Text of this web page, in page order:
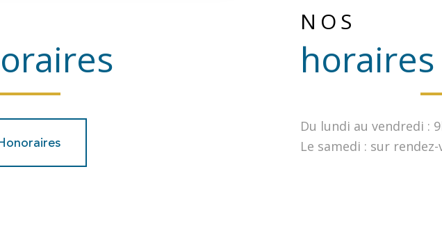
NOS
horaires
Du lundi au vendredi :
Le samedi : sur rendez-